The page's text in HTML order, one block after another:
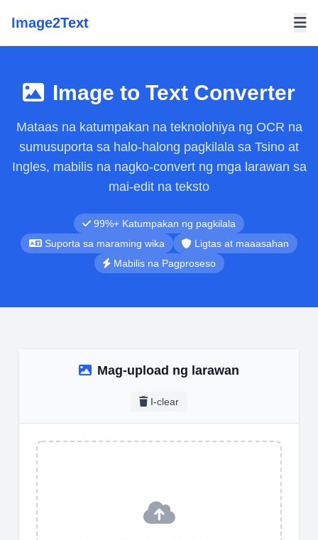
Image2Text
Image to Text Converter
Mataas na katumpakan na teknolohiya ng OCR na
sumusuporta sa halo-halong pagkilala sa Tsino at
Ingles, mabilis na nagko-convert ng mga larawan sa
mai-edit na teksto
99%+ Katumpakan ng pagkilala
Suporta sa maraming wika
Ligtas at maaasahan
Mabilis na Pagproseso
Mag-upload ng larawan
I-clear